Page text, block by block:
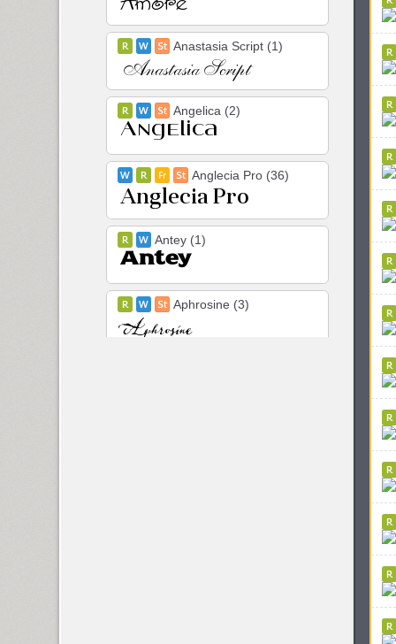
Anastasia Script (1)
Angelica (2)
Anglecia Pro (36)
Antey (1)
Aphrosine (3)